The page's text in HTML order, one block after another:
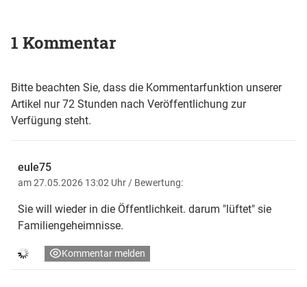
1 Kommentar
Bitte beachten Sie, dass die Kommentarfunktion unserer
Artikel nur 72 Stunden nach Veröffentlichung zur
Verfügung steht.
eule75
am 27.05.2026 13:02 Uhr / Bewertung:
Sie will wieder in die Öffentlichkeit. darum "lüftet" sie
Familiengeheimnisse.
Kommentar melden